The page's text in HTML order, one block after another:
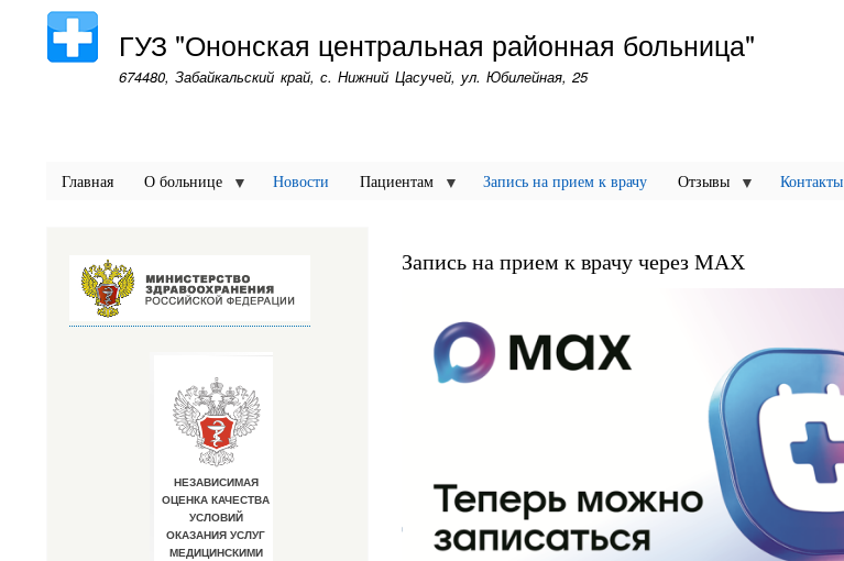
к
основному
ГУЗ "Ононская центральная районная больница"
674480, Забайкальский край, с. Нижний Цасучей, ул. Юбилейная, 25
Главная О больнице Новости Пациентам Запись на прием к врачу Отзывы Контакты
Запись на прием к врачу через МАХ